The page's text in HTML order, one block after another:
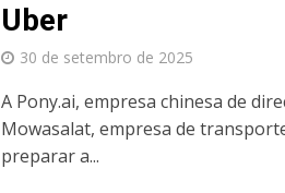
Uber
30 de setembro de 2025
A Pony.ai, empresa chinesa de
Mowasalat, empresa de
preparar a...